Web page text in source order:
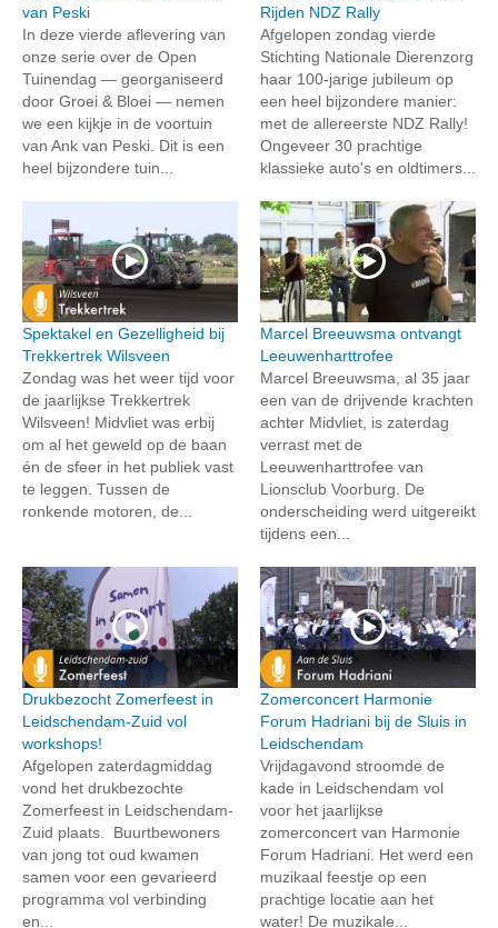
van Peski
In deze vierde aflevering van
onze serie over de Open
Tuinendag — georganiseerd
door Groei & Bloei — nemen
we een kijkje in de voortuin
van Ank van Peski. Dit is een
heel bijzondere tuin...
Rijden NDZ Rally
Afgelopen zondag vierde
Stichting Nationale Dierenzorg
haar 100-jarige jubileum op
een heel bijzondere manier:
met de allereerste NDZ Rally!
Ongeveer 30 prachtige
klassieke auto's en oldtimers...
Spektakel en Gezelligheid bij
Trekkertrek Wilsveen
Zondag was het weer tijd voor
de jaarlijkse Trekkertrek
Wilsveen! Midvliet was erbij
om al het geweld op de baan
én de sfeer in het publiek vast
te leggen. Tussen de
ronkende motoren, de...
Marcel Breeuwsma ontvangt
Leeuwenharttrofee
Marcel Breeuwsma, al 35 jaar
een van de drijvende krachten
achter Midvliet, is zaterdag
verrast met de
Leeuwenharttrofee van
Lionsclub Voorburg. De
onderscheiding werd uitgereikt
tijdens een...
Drukbezocht Zomerfeest in
Leidschendam-Zuid vol
workshops!
Afgelopen zaterdagmiddag
vond het drukbezochte
Zomerfeest in Leidschendam-
Zuid plaats. Buurtbewoners
van jong tot oud kwamen
samen voor een gevarieerd
programma vol verbinding
en...
Zomerconcert Harmonie
Forum Hadriani bij de Sluis in
Leidschendam
Vrijdagavond stroomde de
kade in Leidschendam vol
voor het jaarlijkse
zomerconcert van Harmonie
Forum Hadriani. Het werd een
muzikaal feestje op een
prachtige locatie aan het
water! De muzikale...